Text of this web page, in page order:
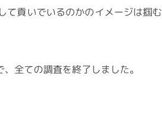
て貢いでいるのかのイメージは掴
全ての調査を終了しました。